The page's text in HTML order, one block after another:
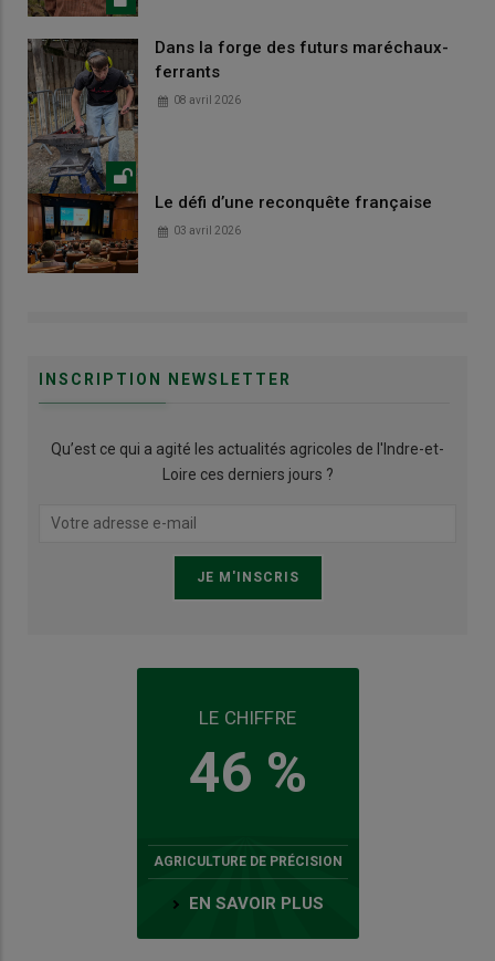
Dans la forge des futurs maréchaux-
ferrants
08 avril 2026
Le défi d’une reconquête française
03 avril 2026
INSCRIPTION NEWSLETTER
Qu’est ce qui a agité les actualités agricoles de l'Indre-et-
Loire ces derniers jours ?
LE CHIFFRE
46 %
AGRICULTURE DE PRÉCISION
EN SAVOIR PLUS